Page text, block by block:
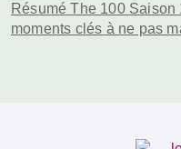
Résumé The 100
moments clés à ne pas